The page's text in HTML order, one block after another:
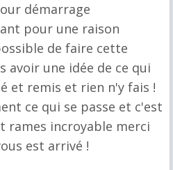
démarrage
pour une raison
de faire cette
avoir une idée de ce qui
et remis et rien n'y fais !
ce qui se passe et c'est
rames incroyable merci
est arrivé !